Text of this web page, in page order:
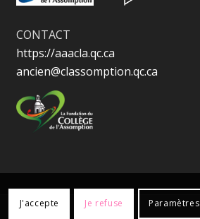
CONTACT
https://aaacla.qc.ca
ancien@classomption.qc.ca
J'accepte Je refuse Paramètres